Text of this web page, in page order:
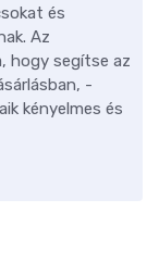
és
Az
hogy segítse az
-
kényelmes és